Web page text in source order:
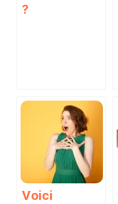
?
Voici